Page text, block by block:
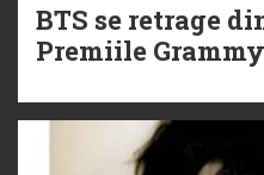
BTS se retrage
Premiile